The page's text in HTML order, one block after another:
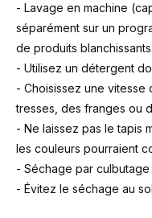
- Lavage en machine
séparément sur un
de produits blanchissants.
- Utilisez un détergent
- Choisissez une
tresses, des franges ou
- Ne laissez pas le tapis
les couleurs pourraient
- Séchage par
- Évitez le séchage au